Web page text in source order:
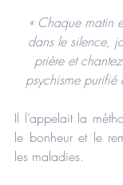
« Chaque matin
dans le silence,
prière et
psychisme purifié
Il l’appelait la
le bonheur et le
les maladies.